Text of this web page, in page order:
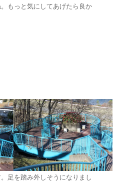
もっと気にしてあげたら良か
足を踏み外しそうになりまし